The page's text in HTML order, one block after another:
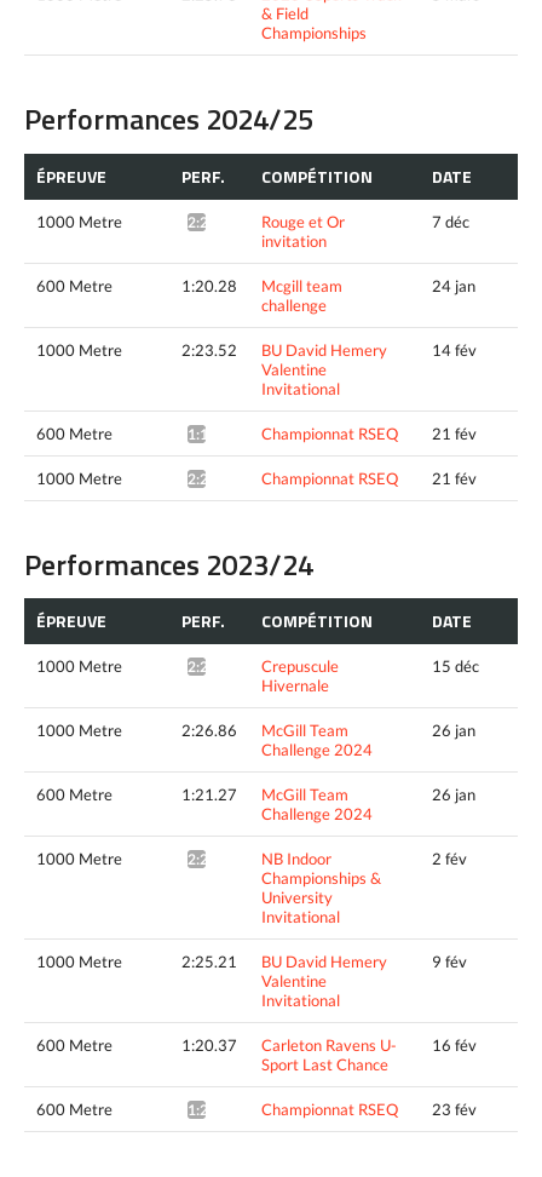
& Field
Championships
Performances 2024/25
ÉPREUVE PERF. COMPÉTITION DATE
1000 Metre 2:26.88*
Rouge et Or
invitation
7 déc
600 Metre 1:20.28
Mcgill team
challenge
24 jan
1000 Metre 2:23.52
BU David Hemery
Valentine
Invitational
14 fév
600 Metre 1:19.90* Championnat RSEQ 21 fév
1000 Metre 2:27.72* Championnat RSEQ 21 fév
Performances 2023/24
ÉPREUVE PERF. COMPÉTITION DATE
1000 Metre 2:27.63*
Crepuscule
Hivernale
15 déc
1000 Metre 2:26.86
McGill Team
Challenge 2024
26 jan
600 Metre 1:21.27
McGill Team
Challenge 2024
26 jan
1000 Metre 2:27.36*
NB Indoor
Championships &
University
Invitational
2 fév
1000 Metre 2:25.21
BU David Hemery
Valentine
Invitational
9 fév
600 Metre 1:20.37
Carleton Ravens U-
Sport Last Chance
16 fév
600 Metre 1:21.15* Championnat RSEQ 23 fév